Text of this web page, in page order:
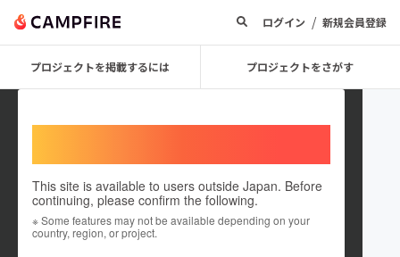
ログイン / 新規会員登録
プロジェクトを掲載するには プロジェクトをさがす
This site is available to users outside Japan. Before
continuing, please confirm the following.
※ Some features may not be available depending on your
country, region, or project.
X741XYT3